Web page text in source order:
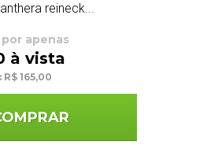
reineck...
por apenas
à vista
165,00